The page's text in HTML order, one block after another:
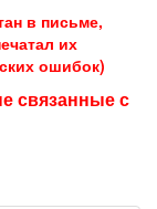
в письме,
их
ошибок)
связанные с